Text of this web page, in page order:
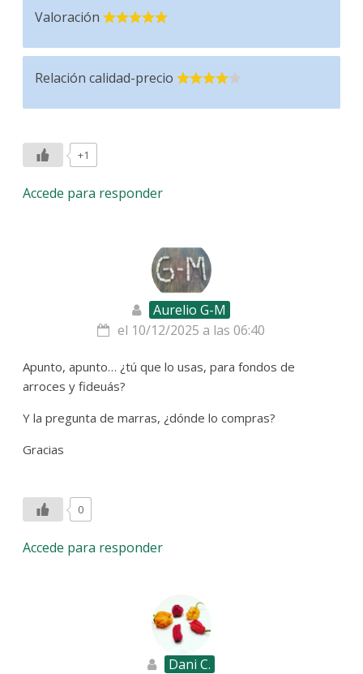
Valoración
Relación calidad-precio
+1
Accede para responder
Aurelio G-M
el 10/12/2025 a las 06:40
Apunto, apunto… ¿tú que lo usas, para fondos de
arroces y fideuás?
Y la pregunta de marras, ¿dónde lo compras?
Gracias
0
Accede para responder
Dani C.